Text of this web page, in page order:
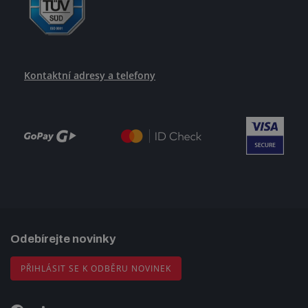
Kontaktní adresy a telefony
Odebírejte novinky
PŘIHLÁSIT SE K ODBĚRU NOVINEK